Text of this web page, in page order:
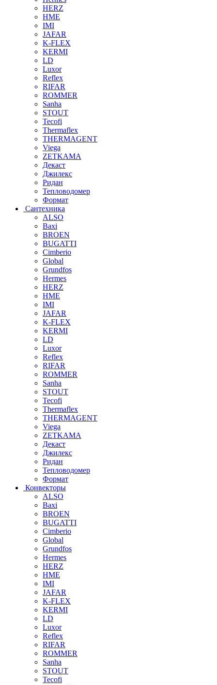
HERZ
HME
IMI
JAFAR
K-FLEX
KERMI
LD
Luxor
Reflex
RIFAR
ROMMER
Sanha
STOUT
Tecofi
Thermaflex
THERMAGENT
Viega
ZETKAMA
Декаст
Джилекс
Ридан
Тепловодомер
Формат
Сантехника
ALSO
Baxi
BROEN
BUGATTI
Cimberio
Global
Grundfos
Hermes
HERZ
HME
IMI
JAFAR
K-FLEX
KERMI
LD
Luxor
Reflex
RIFAR
ROMMER
Sanha
STOUT
Tecofi
Thermaflex
THERMAGENT
Viega
ZETKAMA
Декаст
Джилекс
Ридан
Тепловодомер
Формат
Конвекторы
ALSO
Baxi
BROEN
BUGATTI
Cimberio
Global
Grundfos
Hermes
HERZ
HME
IMI
JAFAR
K-FLEX
KERMI
LD
Luxor
Reflex
RIFAR
ROMMER
Sanha
STOUT
Tecofi